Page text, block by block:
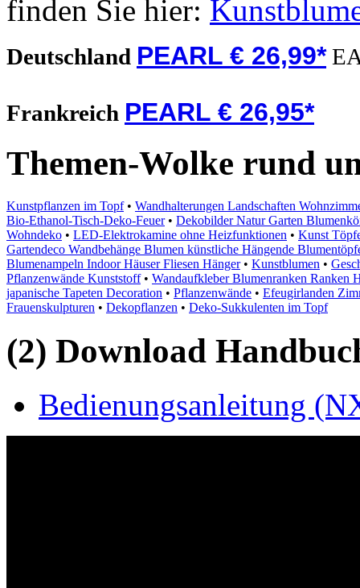
finden Sie hier:
Deutschland PEARL € 26,99*
Frankreich PEARL € 26,95*
Themen-Wolke rund
Kunstpflanzen im Topf• Wandhalterungen Landschaften
Bio-Ethanol-Tisch-Deko-Feuer• Dekobilder Natur Garten
Wohndeko • LED-Elektrokamine ohne Heizfunktionen • Kunst
Gartendeco Wandbehänge Blumen künstliche Hängende
Blumenampeln Indoor Häuser Fliesen Hänger• Kunstblumen •
Pflanzenwände Kunststoff• Wandaufkleber Blumenranken Ranken
japanische Tapeten Decoration • Pflanzenwände • Efeugirlanden
Frauenskulpturen • Dekopflanzen • Deko-Sukkulenten im Topf
(2) Download
Bedienungsanleitung